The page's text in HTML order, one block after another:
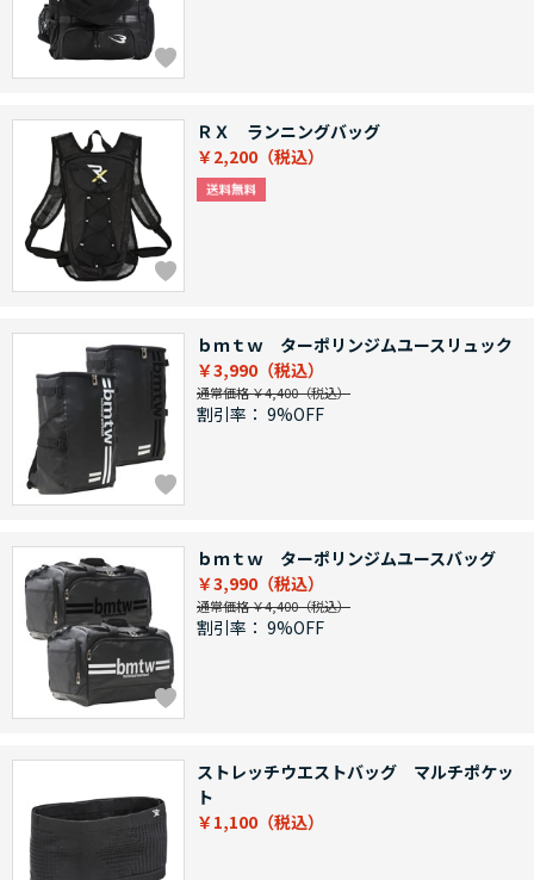
ＲＸ ランニングバッグ
￥2,200
ｂｍｔｗ ターポリンジムユースリュック
￥3,990
通常価格 ￥4,400
割引率： 9%OFF
ｂｍｔｗ ターポリンジムユースバッグ
￥3,990
通常価格 ￥4,400
割引率： 9%OFF
ストレッチウエストバッグ マルチポケッ
ト
￥1,100